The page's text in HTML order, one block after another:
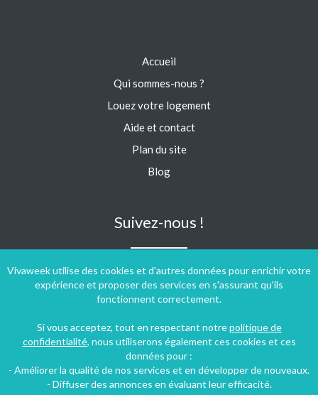
Vivaweek utilise des cookies et d'autres données pour enrichir votre
expérience et proposer des services en s'assurant qu'ils
fonctionnent correctement.
Si vous acceptez, tout en respectant notrepolitique de
confidentialité, nous utiliserons également ces cookies et ces
données pour :
- Améliorer la qualité de nos services et en développer de nouveaux.
- Diffuser des annonces en évaluant leur efficacité.
Accueil
Qui sommes-nous ?
Louez votre logement
Aide et contact
Plan du site
Blog
Suivez-nous !